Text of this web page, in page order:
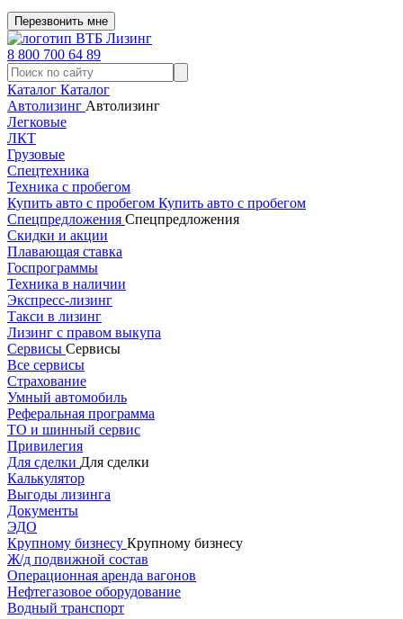
Перезвонить мне
8 800 700 64 89
Каталог Каталог
Автолизинг Автолизинг
Легковые
ЛКТ
Грузовые
Спецтехника
Техника с пробегом
Купить авто с пробегом Купить авто с пробегом
Спецпредложения Спецпредложения
Скидки и акции
Плавающая ставка
Госпрограммы
Техника в наличии
Экспресс-лизинг
Такси в лизинг
Лизинг с правом выкупа
Сервисы Сервисы
Все сервисы
Страхование
Умный автомобиль
Реферальная программа
ТО и шинный сервис
Привилегия
Для сделки Для сделки
Калькулятор
Выгоды лизинга
Документы
ЭДО
Крупному бизнесу Крупному бизнесу
Ж/д подвижной состав
Операционная аренда вагонов
Нефтегазовое оборудование
Водный транспорт